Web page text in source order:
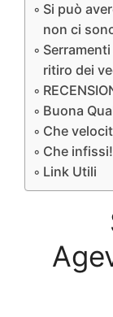
Si può
non ci
ritiro dei
Buona
Che
Che infissi!
Link Utili